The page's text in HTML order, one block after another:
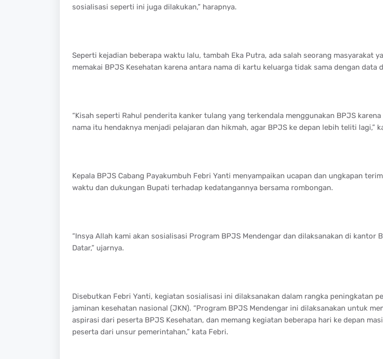
sosialisasi seperti ini juga dilakukan,” harapnya.
Seperti kejadian beberapa waktu lalu, tambah Eka Putra, ada salah seorang masyarakat
memakai BPJS Kesehatan karena antara nama di kartu keluarga tidak sama dengan data
“Kisah seperti Rahul penderita kanker tulang yang terkendala menggunakan BPJS karena
nama itu hendaknya menjadi pelajaran dan hikmah, agar BPJS ke depan lebih teliti lagi,”
Kepala BPJS Cabang Payakumbuh Febri Yanti menyampaikan ucapan dan ungkapan
waktu dan dukungan Bupati terhadap kedatangannya bersama rombongan.
“Insya Allah kami akan sosialisasi Program BPJS Mendengar dan dilaksanakan di kantor
Datar,” ujarnya.
Disebutkan Febri Yanti, kegiatan sosialisasi ini dilaksanakan dalam rangka peningkatan
jaminan kesehatan nasional (JKN). “Program BPJS Mendengar ini dilaksanakan untuk
aspirasi dari peserta BPJS Kesehatan, dan memang kegiatan beberapa hari ke depan
peserta dari unsur pemerintahan,” kata Febri.